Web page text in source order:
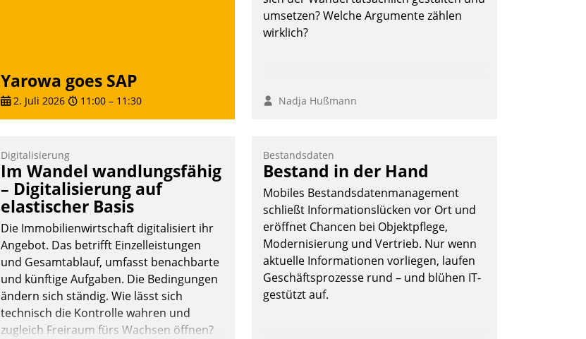
Yarowa goes SAP
2. Juli 2026 11:00 – 11:30
umsetzen? Welche Argumente zählen
wirklich?
Nadja Hußmann
Digitalisierung
Im Wandel wandlungsfähig
– Digitalisierung auf
elastischer Basis
Die Immobilienwirtschaft digitalisiert ihr
Angebot. Das betrifft Einzelleistungen
und Gesamtablauf, umfasst benachbarte
und künftige Aufgaben. Die Bedingungen
ändern sich ständig. Wie lässt sich
technisch die Kontrolle wahren und
zugleich Freiraum fürs Wachsen öffnen?
Bestandsdaten
Bestand in der Hand
Mobiles Bestandsdatenmanagement
schließt Informationslücken vor Ort und
eröffnet Chancen bei Objektpflege,
Modernisierung und Vertrieb. Nur wenn
aktuelle Informationen vorliegen, laufen
Geschäftsprozesse rund – und blühen IT-
gestützt auf.